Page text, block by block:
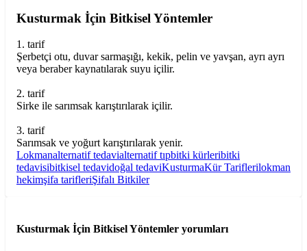
Kusturmak İçin Bitkisel Yöntemler
1. tarif
Şerbetçi otu, duvar sarmaşığı, kekik, pelin ve yavşan, ayrı ayrı
veya beraber kaynatılarak suyu içilir.
2. tarif
Sirke ile sarımsak karıştırılarak içilir.
3. tarif
Sarımsak ve yoğurt karıştırılarak yenir.
Lokmanalternatif tedavialternatif tıpbitki kürleribitki
tedavisibitkisel tedavidoğal tedaviKusturmaKür Tariflerilokman
hekimşifa tarifleriŞifalı Bitkiler
Kusturmak İçin Bitkisel Yöntemler yorumları